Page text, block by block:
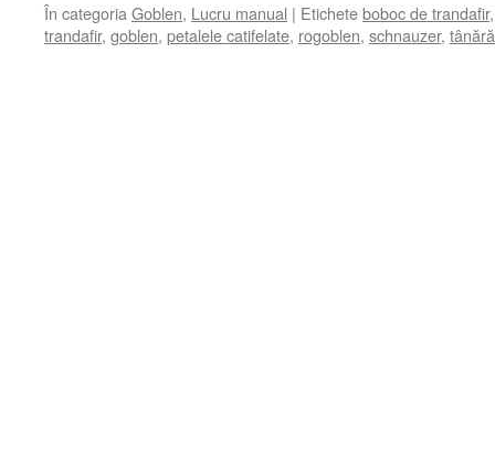
În categoria Goblen, Lucru manual | Eticheteboboc de trandafir
trandafir, goblen, petalele catifelate, rogoblen, schnauzer,